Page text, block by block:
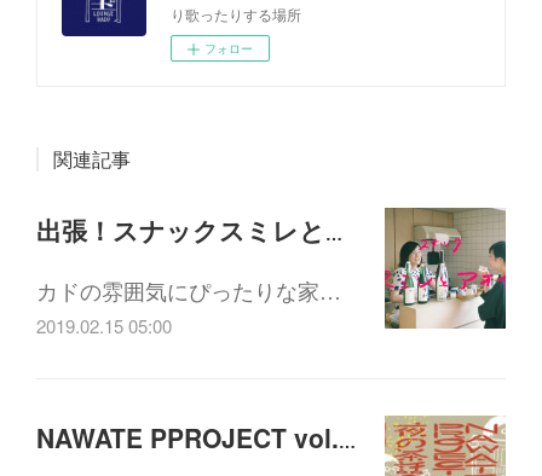
り歌ったりする場所
フォロー
関連記事
出張！スナックスミレとアオイ 『酒と文具とコーヒー』2/27(水) 20:00-
カドの雰囲気にぴったりな家…
2019.02.15 05:00
NAWATE PPROJECT vol.10 「おませ堂最終報告会」2/27(水) 19:00-